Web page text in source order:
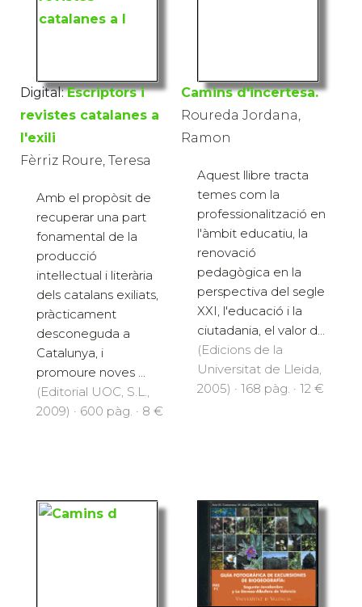
Digital: Escriptors i
revistes catalanes a
l'exili
Fèrriz Roure, Teresa
Amb el propòsit de
recuperar una part
fonamental de la
producció
intel·lectual i literària
dels catalans exiliats,
pràcticament
desconeguda a
Catalunya, i
promoure noves ...
(Editorial UOC, S.L.,
2009) · 600 pàg. · 8 €
Camins d'incertesa.
Roureda Jordana,
Ramon
Aquest llibre tracta
temes com la
professionalització en
l'àmbit educatiu, la
renovació
pedagògica en la
perspectiva del segle
XXI, l'educació i la
ciutadania, el valor d...
(Edicions de la
Universitat de Lleida,
2005) · 168 pàg. · 12 €